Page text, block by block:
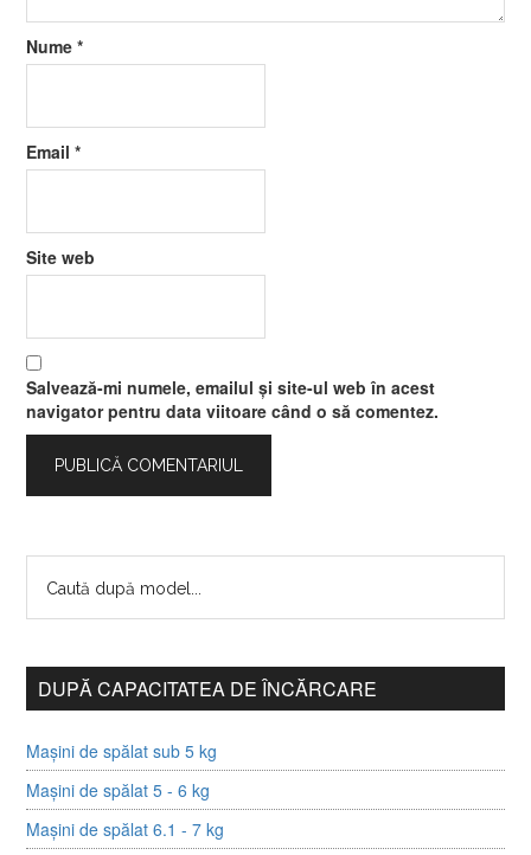
Nume*
Email*
Site web
Salvează-mi numele, emailul și site-ul web în acest
navigator pentru data viitoare când o să comentez.
DUPĂ CAPACITATEA DE ÎNCĂRCARE
Mașini de spălat sub 5 kg
Mașini de spălat 5 - 6 kg
Mașini de spălat 6.1 - 7 kg